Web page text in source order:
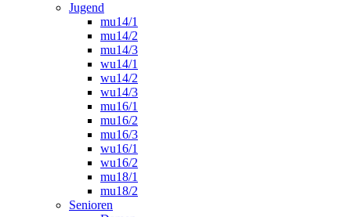
Jugend
mu14/1
mu14/2
mu14/3
wu14/1
wu14/2
wu14/3
mu16/1
mu16/2
mu16/3
wu16/1
wu16/2
mu18/1
mu18/2
Senioren